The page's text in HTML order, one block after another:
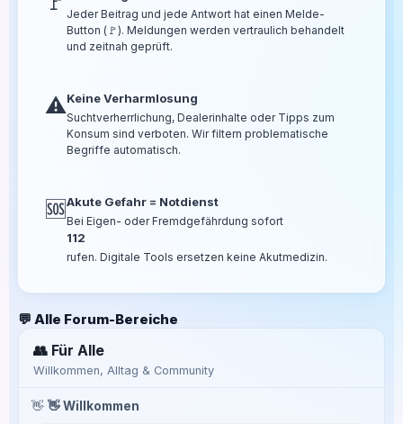
Jeder Beitrag und jede Antwort hat einen Melde-
Button (🚩). Meldungen werden vertraulich behandelt
und zeitnah geprüft.
⚠️Keine Verharmlosung
Suchtverherrlichung, Dealerinhalte oder Tipps zum
Konsum sind verboten. Wir filtern problematische
Begriffe automatisch.
🆘Akute Gefahr = Notdienst
Bei Eigen- oder Fremdgefährdung sofort
112
rufen. Digitale Tools ersetzen keine Akutmedizin.
💬 Alle Forum-Bereiche
👥 Für Alle
Willkommen, Alltag & Community
👋 👋 Willkommen